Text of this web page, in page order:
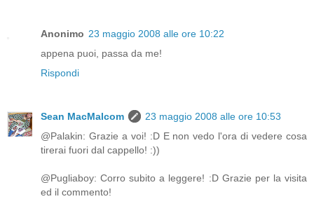
Anonimo 23 maggio 2008 alle ore 10:22
appena puoi, passa da me!
Rispondi
Sean MacMalcom
23 maggio 2008 alle ore 10:53
@Palakin: Grazie a voi! :D E non vedo l'ora di vedere cosa
tirerai fuori dal cappello! :))
@Pugliaboy: Corro subito a leggere! :D Grazie per la visita
ed il commento!